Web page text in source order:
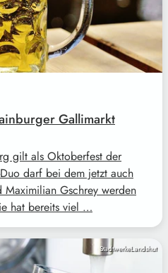
Gallimarkt
gilt als Oktoberfest der
darf bei dem jetzt auch
Maximilian Gschrey werden
hat bereits viel …
StadtwerkeLandshut